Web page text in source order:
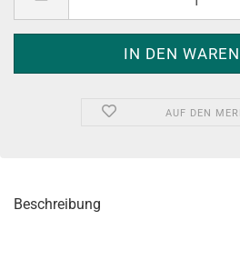
AUF DEN
Beschreibung